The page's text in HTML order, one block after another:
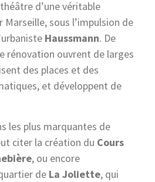
d’une véritable
sous l’impulsion de
Haussmann. De
rénovation ouvrent de larges
des places et des
et développent de
les plus marquantes de
citer la création du Cours
, ou encore
de La Joliette, qui